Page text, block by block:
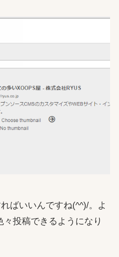
ばいいんですね(^^)/。よ
投稿できるようになり